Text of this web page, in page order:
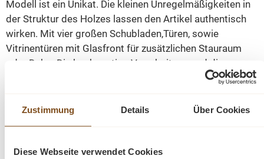
Zustimmung Details Über Cookies
Diese Webseite verwendet Cookies
Modell ist ein Unikat. Die kleinen Unregelmäßigkeiten in
der Struktur des Holzes lassen den Artikel authentisch
wirken. Mit vier großen Schubladen,Türen, sowie
Vitrinentüren mit Glasfront für zusätzlichen Stauraum
oder Deko. Die hochwertige Verarbeitung und die
unverwechselbare Optik machen diese Vitrine zu einem
Leben lang begleiten wird!